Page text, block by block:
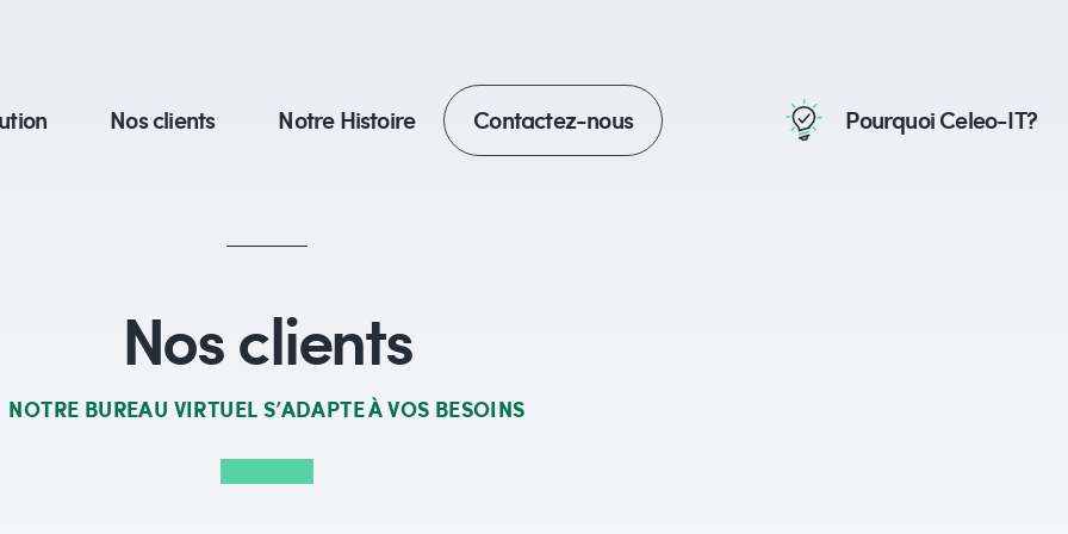
Nos clients Notre Histoire Contactez-nous Pourquoi Celeo-IT?
Nos clients
NOTRE BUREAU VIRTUEL S’ADAPTE À VOS BESOINS